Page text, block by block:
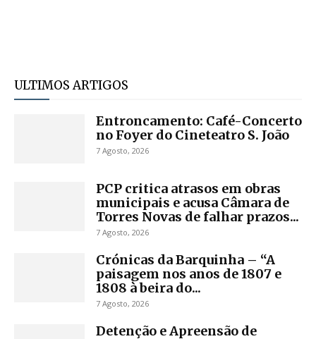
ULTIMOS ARTIGOS
Entroncamento: Café-Concerto
no Foyer do Cineteatro S. João
7 Agosto, 2026
PCP critica atrasos em obras
municipais e acusa Câmara de
Torres Novas de falhar prazos...
7 Agosto, 2026
Crónicas da Barquinha – “A
paisagem nos anos de 1807 e
1808 à beira do...
7 Agosto, 2026
Detenção e Apreensão de